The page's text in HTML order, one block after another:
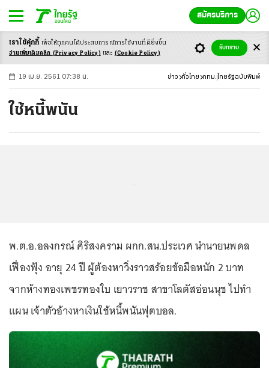
สมัครบริการ
-ก ก ก+
19 เม.ย. 2561 07:38 น. ข่าว ทั่วไทย กทม. ไทยรัฐฉบับพิมพ์
ใช้หนี้พนัน
พ.ต.อ.อลงกรณ์ ศิริสงคราม ผกก.สน.ประเวศ นำนายนพดล
เฟื่องฟุ้ง อายุ 24 ปี ผู้ต้องหาวิ่งราวสร้อยข้อมือหนัก 2 บาท
จากห้างทองเพชรทองใบ เยาวราช สาขาโลตัสอ่อนนุช ไปทำ
แผน เจ้าตัวอ้างหาเงินใช้หนี้พนันฟุตบอล.
เราใช้คุ้กกี้ เพื่อให้ทุกคนได้ประสบการณ์การใช้งานที่ดียิ่งขึ้น
อ่านเพิ่มเติมคลิก (Privacy Policy) และ (Cookie Policy)
รับทราบ